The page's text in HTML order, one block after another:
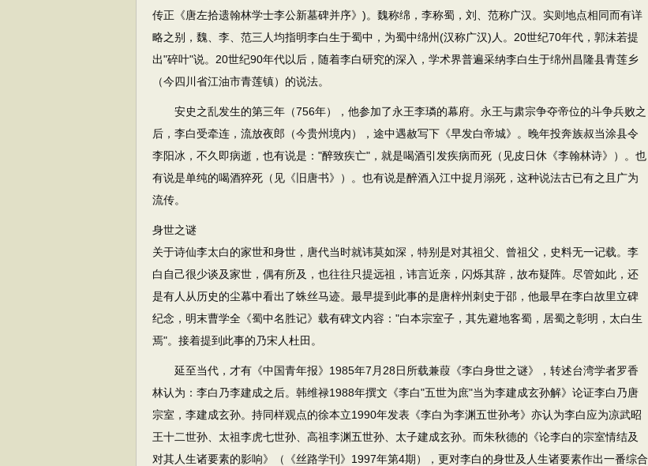
传正《唐左拾遗翰林学士李公新墓碑并序》)。魏称绵，李称蜀，刘、范称广汉。实则地点相同而有详
略之别，魏、李、范三人均指明李白生于蜀中，为蜀中绵州(汉称广汉)人。20世纪70年代，郭沫若提
出"碎叶"说。20世纪90年代以后，随着李白研究的深入，学术界普遍采纳李白生于绵州昌隆县青莲乡
（今四川省江油市青莲镇）的说法。
安史之乱发生的第三年（756年），他参加了永王李璘的幕府。永王与肃宗争夺帝位的斗争兵败之
后，李白受牵连，流放夜郎（今贵州境内），途中遇赦写下《早发白帝城》。晚年投奔族叔当涂县令
李阳冰，不久即病逝，也有说是："醉致疾亡"，就是喝酒引发疾病而死（见皮日休《李翰林诗》）。也
有说是单纯的喝酒猝死（见《旧唐书》）。也有说是醉酒入江中捉月溺死，这种说法古已有之且广为
流传。
身世之谜
关于诗仙李太白的家世和身世，唐代当时就讳莫如深，特别是对其祖父、曾祖父，史料无一记载。李
白自己很少谈及家世，偶有所及，也往往只提远祖，讳言近亲，闪烁其辞，故布疑阵。尽管如此，还
是有人从历史的尘幕中看出了蛛丝马迹。最早提到此事的是唐梓州刺史于邵，他最早在李白故里立碑
纪念，明末曹学全《蜀中名胜记》载有碑文内容："白本宗室子，其先避地客蜀，居蜀之彰明，太白生
焉"。接着提到此事的乃宋人杜田。
延至当代，才有《中国青年报》1985年7月28日所载兼葭《李白身世之谜》，转述台湾学者罗香
林认为：李白乃李建成之后。韩维禄1988年撰文《李白"五世为庶"当为李建成玄孙解》论证李白乃唐
宗室，李建成玄孙。持同样观点的徐本立1990年发表《李白为李渊五世孙考》亦认为李白应为凉武昭
王十二世孙、太祖李虎七世孙、高祖李渊五世孙、太子建成玄孙。而朱秋德的《论李白的宗室情结及
对其人生诸要素的影响》（《丝路学刊》1997年第4期），更对李白的身世及人生诸要素作出一番综合